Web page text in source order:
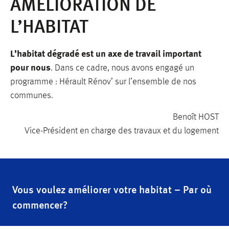
AMÉLIORATION DE
L’HABITAT
L’habitat dégradé est un axe de travail important
pour nous. Dans ce cadre, nous avons engagé un
programme : Hérault Rénov’ sur l’ensemble de nos
communes.
Benoît HOST
Vice-Président en charge des travaux et du logement
Vous voulez améliorer votre habitat – Par où
commencer?